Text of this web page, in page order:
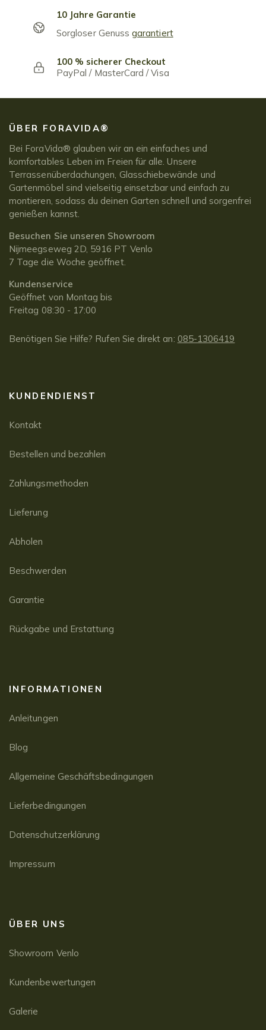
10 Jahre Garantie
Sorgloser Genussgarantiert
100 % sicherer Checkout
PayPal / MasterCard / Visa
ÜBER FORAVIDA®
Bei ForaVida® glauben wir an ein einfaches und
komfortables Leben im Freien für alle. Unsere
Terrassenüberdachungen, Glasschiebewände und
Gartenmöbel sind vielseitig einsetzbar und einfach zu
montieren, sodass du deinen Garten schnell und sorgenfrei
genießen kannst.
Besuchen Sie unseren Showroom
Nijmeegseweg 2D, 5916 PT Venlo
7 Tage die Woche geöffnet.
Kundenservice
Geöffnet von Montag bis
Freitag 08:30 - 17:00
Benötigen Sie Hilfe? Rufen Sie direkt an: 085-1306419
KUNDENDIENST
Kontakt
Bestellen und bezahlen
Zahlungsmethoden
Lieferung
Abholen
Beschwerden
Garantie
Rückgabe und Erstattung
INFORMATIONEN
Anleitungen
Blog
Allgemeine Geschäftsbedingungen
Lieferbedingungen
Datenschutzerklärung
Impressum
ÜBER UNS
Showroom Venlo
Kundenbewertungen
Galerie